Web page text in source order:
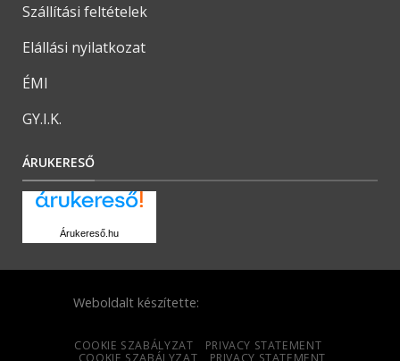
Szállítási feltételek
Elállási nyilatkozat
ÉMI
GY.I.K.
ÁRUKERESŐ
Árukereső.hu
Weboldalt készítette:
COOKIE SZABÁLYZAT
PRIVACY STATEMENT
COOKIE SZABÁLYZAT
PRIVACY STATEMENT